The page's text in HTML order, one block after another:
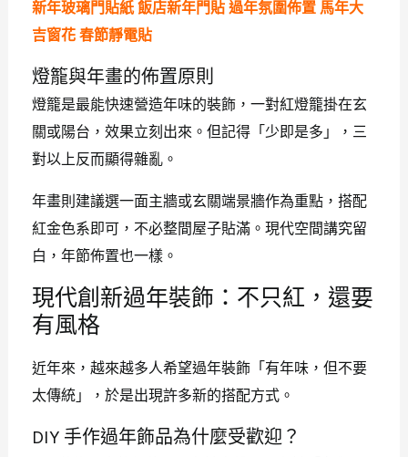
新年玻璃門貼紙 飯店新年門貼 過年氛圍佈置 馬年大
吉窗花 春節靜電貼
燈籠與年畫的佈置原則
燈籠是最能快速營造年味的裝飾，一對紅燈籠掛在玄
關或陽台，效果立刻出來。但記得「少即是多」，三
對以上反而顯得雜亂。
年畫則建議選一面主牆或玄關端景牆作為重點，搭配
紅金色系即可，不必整間屋子貼滿。現代空間講究留
白，年節佈置也一樣。
現代創新過年裝飾：不只紅，還要
有風格
近年來，越來越多人希望過年裝飾「有年味，但不要
太傳統」，於是出現許多新的搭配方式。
DIY 手作過年飾品為什麼受歡迎？